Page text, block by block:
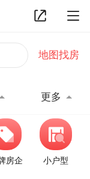
地图找房
更多
房企 小户型